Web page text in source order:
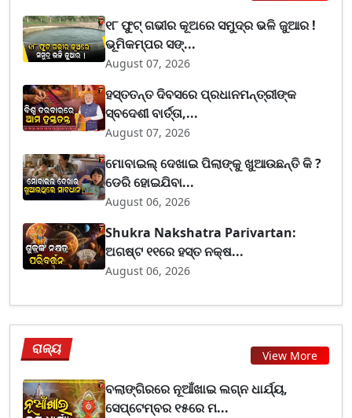
୧୮ ଫୁଟ୍ ଗଭୀର କୂଅରେ ସମୁଦ୍ର ଭଳି ଜୁଆର !
ଭୂମିକମ୍ପର ସଙ୍...
August 07, 2026
ହସ୍ତତନ୍ତ ଦିବସରେ ପ୍ରଧାନମନ୍ତ୍ରୀଙ୍କ
ସ୍ବଦେଶୀ ବାର୍ତ୍ତା,...
August 07, 2026
ମୋବାଇଲ୍ ଦେଖାଇ ପିଲାଙ୍କୁ ଖୁଆଉଛନ୍ତି କି ?
ଡେରି ହୋଇଯିବା...
August 06, 2026
Shukra Nakshatra Parivartan:
ଅଗଷ୍ଟ ୧୧ରେ ହସ୍ତ ନକ୍ଷ...
August 06, 2026
ରାଜ୍ୟ View More
ବଲାଙ୍ଗିରରେ ନୂଆଁଖାଇ ଲଗ୍ନ ଧାର୍ଯ୍ୟ,
ସେପ୍ଟେମ୍ବର ୧୫ରେ ମ...